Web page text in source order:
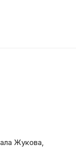
Жукова,